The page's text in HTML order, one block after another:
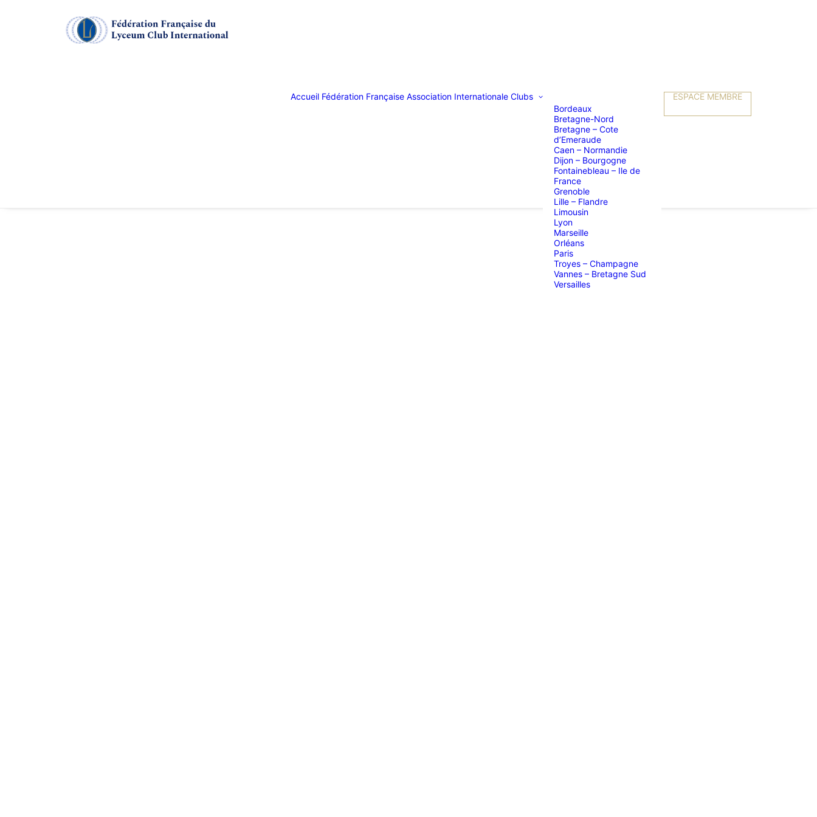
Accueil Fédération Française Association Internationale Clubs
Bordeaux
Bretagne-Nord
Bretagne – Cote
d’Emeraude
Caen – Normandie
Dijon – Bourgogne
Fontainebleau – Ile de
France
Grenoble
Lille – Flandre
Limousin
Lyon
Marseille
Orléans
Paris
Troyes – Champagne
Vannes – Bretagne Sud
Versailles
ESPACE MEMBRE